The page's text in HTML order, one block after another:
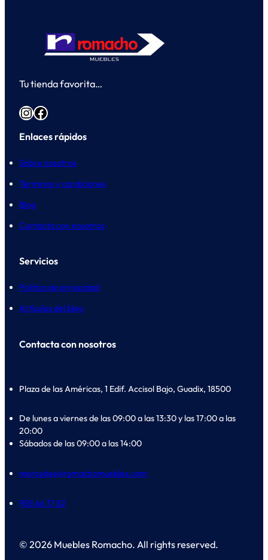
Tu tienda favorita…
InstagramFacebook
Enlaces rápidos
Sobre nosotros
Términos y condiciones
Blog
Contacta con nosotros
Servicios
Política de privacidad
Artículos del blog
Contacta con nosotros
Plaza de las Américas, 1 Edif. Accisol Bajo, Guadix, 18500
De lunes a viernes de las 09:00 a las 13:30 y las 17:00 a las
20:00
Sábados de las 09:00 a las 14:00
mercedes@romachomuebles.com
958 66 17 82
© 2026 Muebles Romacho. All rights reserved.